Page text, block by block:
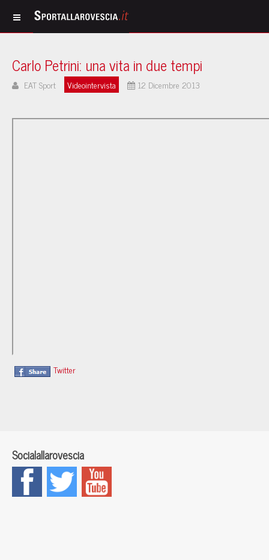
Carlo Petrini: una vita in due tempi
EAT Sport Videointervista 12 Dicembre 2013
Twitter
Socialallarovescia